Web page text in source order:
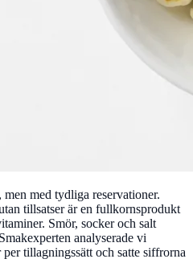
med tydliga reservationer.
tillsatser är en fullkornsprodukt
Smör, socker och salt
analyserade vi
tillagningssätt och satte siffrorna